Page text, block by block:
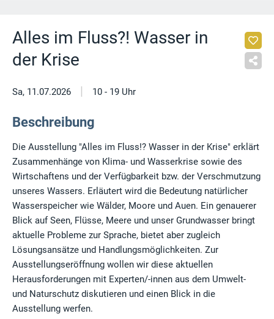
Alles im Fluss?! Wasser in
der Krise
Sa, 11.07.2026 | 10 - 19 Uhr
Beschreibung
Die Ausstellung "Alles im Fluss!? Wasser in der Krise" erklärt
Zusammenhänge von Klima- und Wasserkrise sowie des
Wirtschaftens und der Verfügbarkeit bzw. der Verschmutzung
unseres Wassers. Erläutert wird die Bedeutung natürlicher
Wasserspeicher wie Wälder, Moore und Auen. Ein genauerer
Blick auf Seen, Flüsse, Meere und unser Grundwasser bringt
aktuelle Probleme zur Sprache, bietet aber zugleich
Lösungsansätze und Handlungsmöglichkeiten. Zur
Ausstellungseröffnung wollen wir diese aktuellen
Herausforderungen mit Experten/-innen aus dem Umwelt-
und Naturschutz diskutieren und einen Blick in die
Ausstellung werfen.